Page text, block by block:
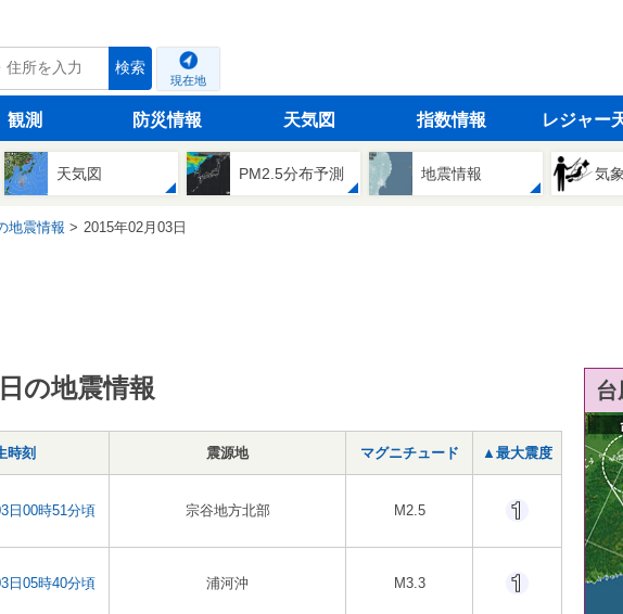
検索
現在地
観測 防災情報 天気図 指数情報 レジャー
天気図 PM2.5分布予測 地震情報 気
地震情報 2015年02月03日
の地震情報
時刻 震源地 マグニチュード ▲最大震度
日00時51分頃 宗谷地方北部 M2.5
日05時40分頃 浦河沖 M3.3